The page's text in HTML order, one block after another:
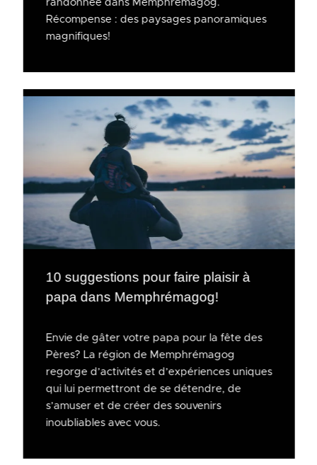
randonnée dans Memphrémagog.
Récompense : des paysages panoramiques
magnifiques!
10 suggestions pour faire plaisir à
papa dans Memphrémagog!
Envie de gâter votre papa pour la fête des
Pères? La région de Memphrémagog
regorge d’activités et d’expériences uniques
qui lui permettront de se détendre, de
s’amuser et de créer des souvenirs
inoubliables avec vous.